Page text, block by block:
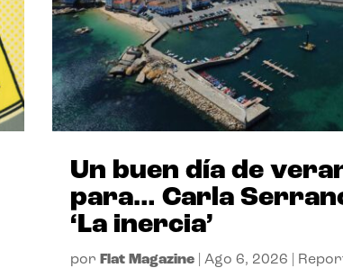
Un buen día de
para… Carla
‘La inercia’
por Flat Magazine| Ago 6, 2026